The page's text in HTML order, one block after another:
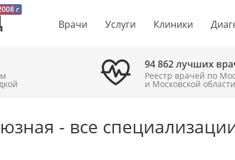
г
Врачи Услуги Клиники
94 862 лучших
Реестр врачей по
и Московской области
- все